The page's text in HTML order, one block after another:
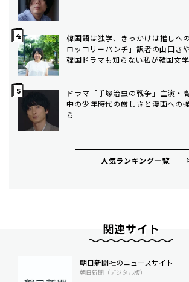
韓国語は独学、きっかけは推し
ロッコリーパンチ」訳者の山口さ
韓国ドラマも知らない私が韓国文
ドラマ「手塚治虫の戦争」主演
中の少年時代の厳しさと漫画への
ら
人気ランキング⼀覧
関連サイト
朝日新聞社のニュースサイト
朝日新聞（デジタル版）